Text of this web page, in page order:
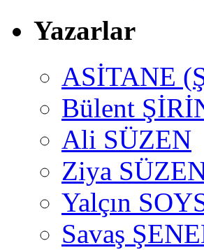
Yazarlar
ASİTANE
Bülent
Ali SÜZEN
Ziya
Yalçın
Savaş